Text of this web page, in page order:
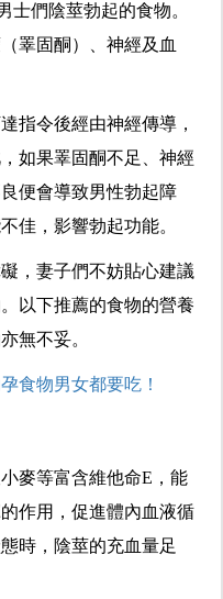
士們陰莖勃起的食物。
睪固酮）、神經及血
指令後經由神經傳導，
如果睪固酮不足、神經
便會導致男性勃起障
佳，影響勃起功能。
，妻子們不妨貼心建議
以下推薦的食物的營養
無不妥。
食物男女都要吃！
麥等富含維他命E，能
作用，促進體內血液循
時，陰莖的充血量足